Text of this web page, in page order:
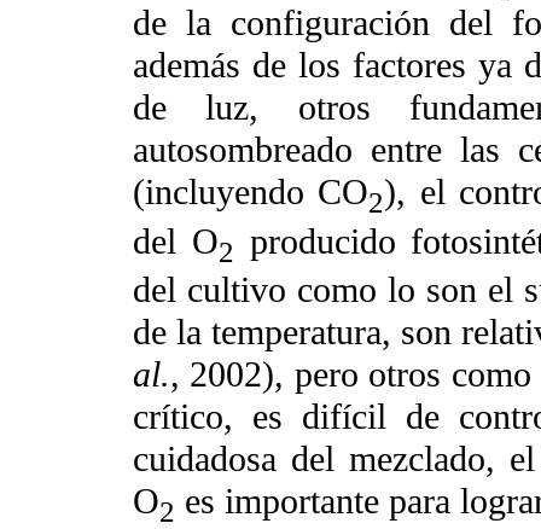
de la configuración del
además de los factores ya
de luz, otros
autosombreado entre las
(incluyendo CO2), el
del O2 producido
del cultivo como lo son el
de la temperatura, son
al., 2002), pero otros
crítico, es difícil de
cuidadosa del mezclado,
O2 es importante para